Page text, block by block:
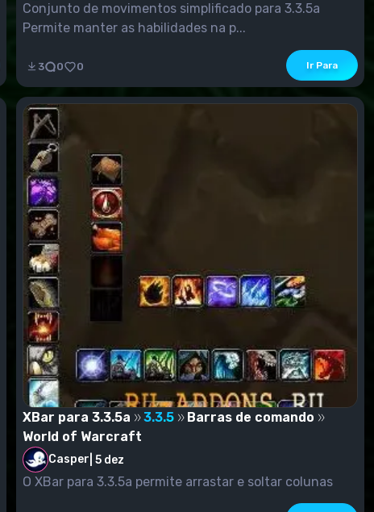
Conjunto de movimentos simplificado para 3.3.5a
Permite manter as habilidades na p...
3 0 0 Ir Para
XBar para 3.3.5a 3.3.5
Barras de comando
World of Warcraft
Casper 5 dez
O XBar para 3.3.5a permite arrastar e soltar colunas